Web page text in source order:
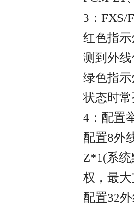
3：FXS/
红色指
测到外
绿色指
状态时
4：配置
配置8外
Z*1(系统
权，最大
配置32